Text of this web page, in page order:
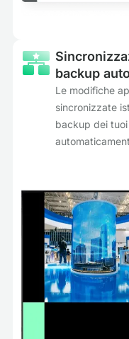
backup
Le modifiche
sincronizzate
backup dei